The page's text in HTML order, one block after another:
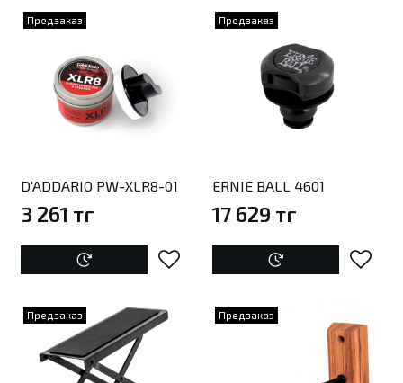
Предзаказ
D'ADDARIO PW-XLR8-01
3 261 тг
Предзаказ
ERNIE BALL 4601
17 629 тг
Предзаказ Предзаказ